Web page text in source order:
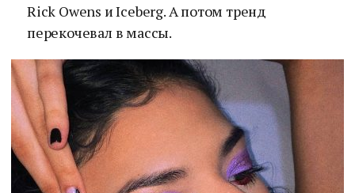
Rick Owens и Iceberg. А потом тренд
перекочевал в массы.